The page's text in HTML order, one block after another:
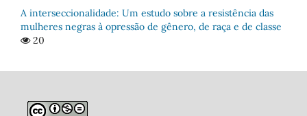
A interseccionalidade: Um estudo sobre a resistência das
mulheres negras à opressão de gênero, de raça e de classe
20